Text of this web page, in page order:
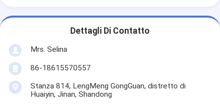
Dettagli Di Contatto
Mrs. Selina
86-18615570557
Stanza 814, LengMeng GongGuan, distretto di
Huaiyin, Jinan, Shandong